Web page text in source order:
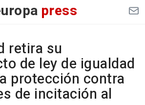
press
retira su
de ley de igualdad
protección contra
de incitación al